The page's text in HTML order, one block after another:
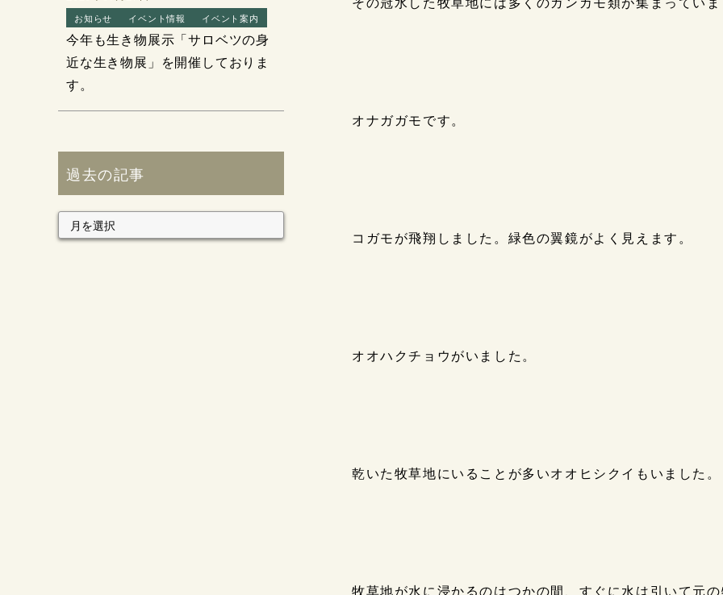
オナガガモです。
コガモが飛翔しました。緑色の翼鏡がよく見えます。
オオハクチョウがいました。
乾いた牧草地にいることが多いオオヒシクイもいました。
牧草地が水に浸かるのはつかの間、すぐに水は引いて元
お知らせ イベント情報 イベント案内
今年も生き物展示「サロベツの身
近な生き物展」を開催しておりま
す。
過去の記事